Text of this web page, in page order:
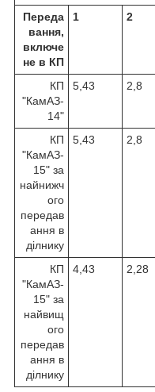
Переда
вання,
включе
не в КП
1 2
КП
"КамАЗ-
14"
5,43 2,8
КП
"КамАЗ-
15" за
найнижч
ого
передав
ання в
ділнику
5,43 2,8
КП
"КамАЗ-
15" за
найвищ
ого
передав
ання в
ділнику
4,43 2,28